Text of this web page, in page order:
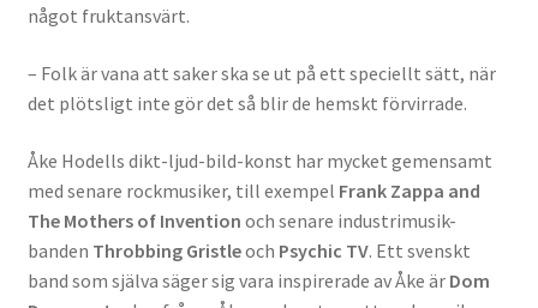
något fruktansvärt.
– Folk är vana att saker ska se ut på ett speciellt sätt, när
det plötsligt inte gör det så blir de hemskt förvirrade.
Åke Hodells dikt-ljud-bild-konst har mycket gemensamt
med senare rockmusiker, till exempel Frank Zappa and
The Mothers of Invention och senare industrimusik-
banden Throbbing Gristleoch Psychic TV. Ett svenskt
band som själva säger sig vara inspirerade av Åke är Dom